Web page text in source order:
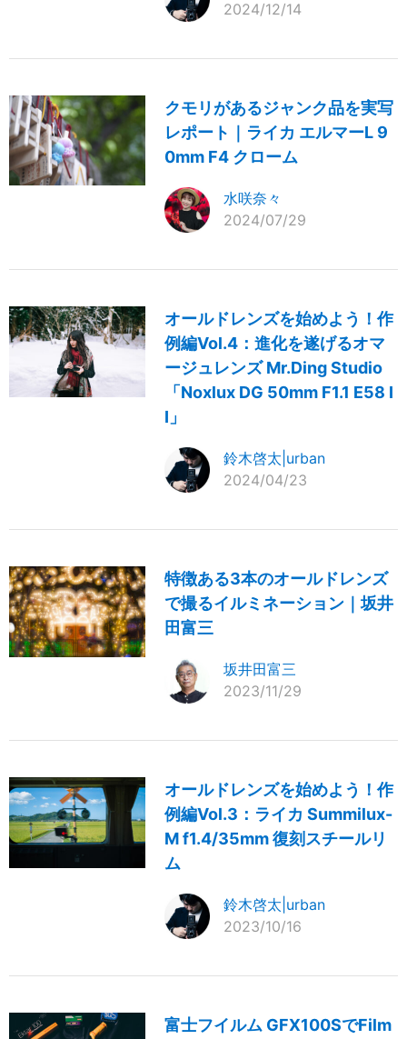
2024/12/14
クモリがあるジャンク品を実写
レポート｜ライカ エルマーL 9
0mm F4 クローム
水咲奈々
2024/07/29
オールドレンズを始めよう！作
例編Vol.4：進化を遂げるオマ
ージュレンズ Mr.Ding Studio
「Noxlux DG 50mm F1.1 E58 I
I」
鈴木啓太|urban
2024/04/23
特徴ある3本のオールドレンズ
で撮るイルミネーション｜坂井
田富三
坂井田富三
2023/11/29
オールドレンズを始めよう！作
例編Vol.3：ライカ Summilux-
M f1.4/35mm 復刻スチールリ
ム
鈴木啓太|urban
2023/10/16
富士フイルム GFX100SでFilm